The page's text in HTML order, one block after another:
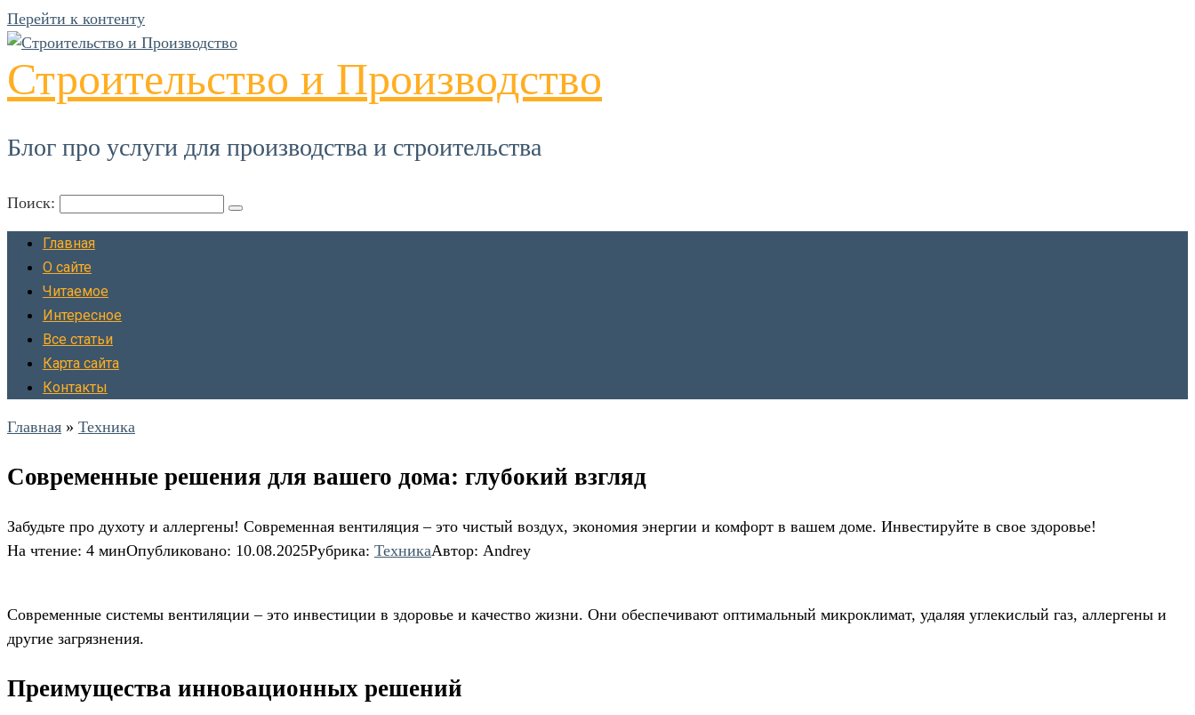
Перейти к контенту
Строительство и Производство
Блог про услуги для производства и строительства
Поиск:
Главная
О сайте
Читаемое
Интересное
Все статьи
Карта сайта
Контакты
Главная » Техника
Современные решения для вашего дома: глубокий взгляд
Забудьте про духоту и аллергены! Современная вентиляция – это чистый воздух, экономия энергии и комфорт в вашем доме. Инвестируйте в свое здоровье!
На чтение: 4 минОпубликовано: 10.08.2025Рубрика: ТехникаАвтор: Andrey
Современные системы вентиляции – это инвестиции в здоровье и качество жизни. Они обеспечивают оптимальный микроклимат, удаляя углекислый газ, аллергены и
другие загрязнения.
Преимущества инновационных решений